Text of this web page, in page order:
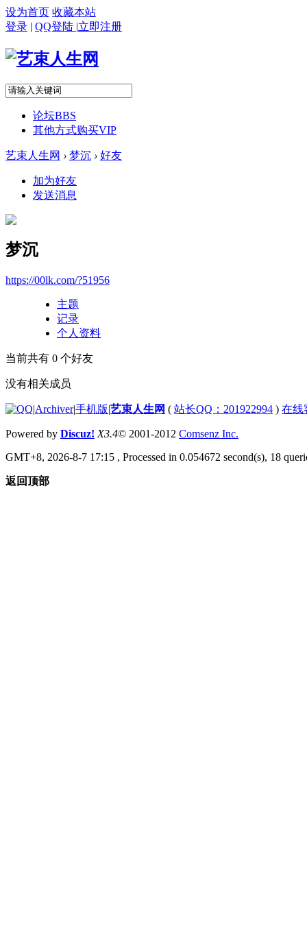
设为首页 收藏本站
登录 | QQ登陆 |立即注册
论坛BBS
其他方式购买VIP
艺束人生网 › 梦沉 › 好友
加为好友
发送消息
梦沉
https://00lk.com/?51956
主题
记录
个人资料
当前共有 0 个好友
没有相关成员
|Archiver|手机版|艺束人生网 ( 站长QQ：201922994 ) 在线
Powered by Discuz! X3.4© 2001-2012 Comsenz Inc.
GMT+8, 2026-8-7 17:15 , Processed in 0.054672 second(s), 18
返回顶部